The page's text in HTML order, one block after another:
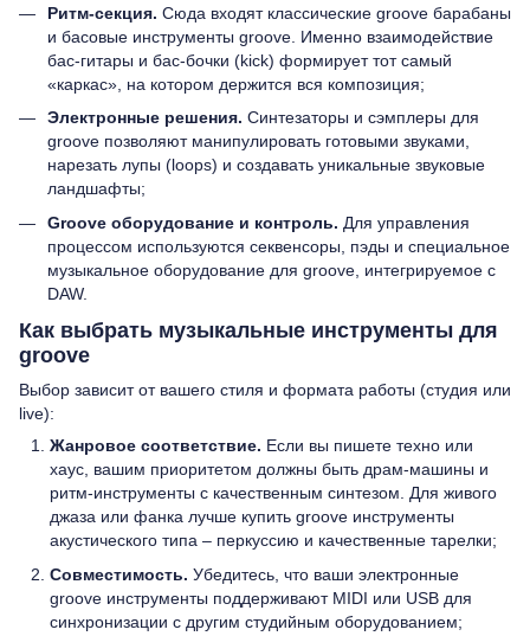
Ритм-секция. Сюда входят классические groove барабаны
и басовые инструменты groove. Именно взаимодействие
бас-гитары и бас-бочки (kick) формирует тот самый
«каркас», на котором держится вся композиция;
Электронные решения. Синтезаторы и сэмплеры для
groove позволяют манипулировать готовыми звуками,
нарезать лупы (loops) и создавать уникальные звуковые
ландшафты;
Groove оборудование и контроль. Для управления
процессом используются секвенсоры, пэды и специальное
музыкальное оборудование для groove, интегрируемое с
DAW.
Как выбрать музыкальные инструменты для
groove
Выбор зависит от вашего стиля и формата работы (студия или
live):
Жанровое соответствие. Если вы пишете техно или
хаус, вашим приоритетом должны быть драм-машины и
ритм-инструменты с качественным синтезом. Для живого
джаза или фанка лучше купить groove инструменты
акустического типа – перкуссию и качественные тарелки;
Совместимость. Убедитесь, что ваши электронные
groove инструменты поддерживают MIDI или USB для
синхронизации с другим студийным оборудованием;